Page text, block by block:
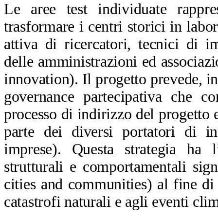
Le aree test individuate
trasformare i centri storici in
attiva di ricercatori, tecnici di
delle amministrazioni ed
innovation). Il progetto prevede,
governance partecipativa che
processo di indirizzo del progetto
parte dei diversi portatori di
imprese). Questa strategia ha
strutturali e comportamentali
cities and communities) al fine
catastrofi naturali e agli eventi